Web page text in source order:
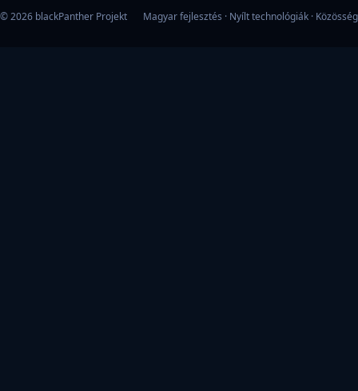
© 2026 blackPanther Projekt Magyar fejlesztés · Nyílt technológiák · Közösség